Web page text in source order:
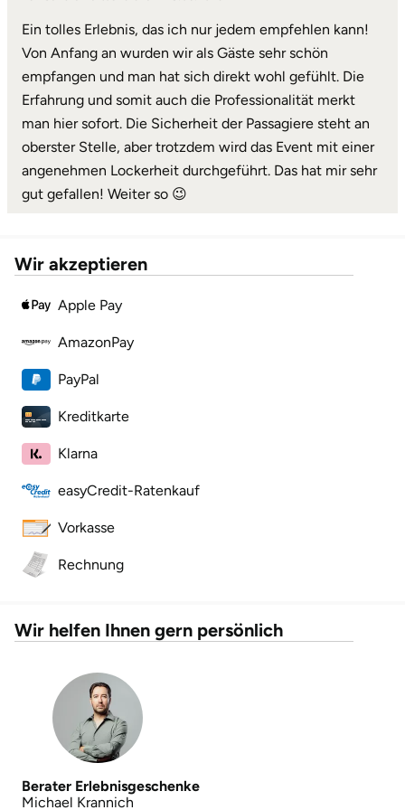
Ein tolles Erlebnis, das ich nur jedem empfehlen kann!
Von Anfang an wurden wir als Gäste sehr schön
empfangen und man hat sich direkt wohl gefühlt. Die
Erfahrung und somit auch die Professionalität merkt
man hier sofort. Die Sicherheit der Passagiere steht an
oberster Stelle, aber trotzdem wird das Event mit einer
angenehmen Lockerheit durchgeführt. Das hat mir sehr
gut gefallen! Weiter so 😉
Wir akzeptieren
Apple Pay
AmazonPay
PayPal
Kreditkarte
Klarna
easyCredit-Ratenkauf
Vorkasse
Rechnung
Wir helfen Ihnen gern persönlich
Berater Erlebnisgeschenke
Michael Krannich
Nidda
Nordwestmecklenburg
Nürnberg
Oberhavel
Osnabrück
Ostholstein
Ostprignitz-Ruppin
Passau
Potsdam